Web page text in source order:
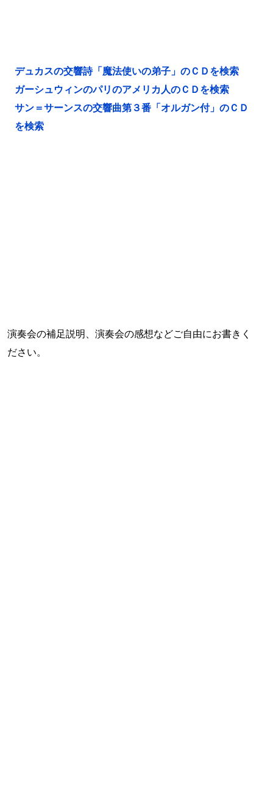
デュカスの交響詩「魔法使いの弟子」のＣＤを検索
ガーシュウィンのパリのアメリカ人のＣＤを検索
サン＝サーンスの交響曲第３番「オルガン付」のＣＤ
を検索
演奏会の補足説明、演奏会の感想などご自由にお書きく
ださい。